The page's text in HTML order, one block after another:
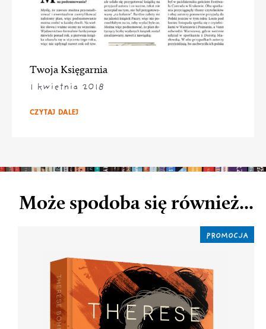
Twoja Księgarnia
1 kwietnia 2018
CZYTAJ DALEJ
Może spodoba się również...
PROMOCJA